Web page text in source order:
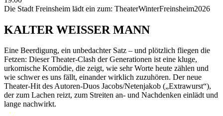
Die Stadt Freinsheim lädt ein zum: TheaterWinterFreinsheim2026
KALTER WEISSER MANN
Eine Beerdigung, ein unbedachter Satz – und plötzlich fliegen die
Fetzen: Dieser Theater-Clash der Generationen ist eine kluge,
urkomische Komödie, die zeigt, wie sehr Worte heute zählen und
wie schwer es uns fällt, einander wirklich zuzuhören. Der neue
Theater-Hit des Autoren-Duos Jacobs/Netenjakob („Extrawurst“),
der zum Lachen reizt, zum Streiten an- und Nachdenken einlädt und
lange nachwirkt.